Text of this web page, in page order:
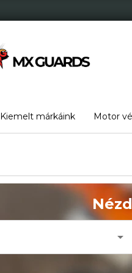
Kiemelt márkáink Motor
arrow_drop_down